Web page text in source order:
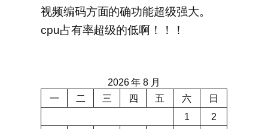
视频编码方面的确功能超级强大。
cpu占有率超级的低啊！！！
2026 年 8 月
一
二 三 四 五 六
日
1
2